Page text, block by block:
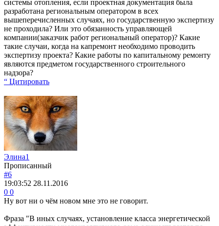
системы отопления, если проектная документация была
разработана региональным оператором в всех
вышеперечисленных случаях, но государственную экспертизу
не проходила? Или это обязанность управляющей
компании(заказчик работ региональный оператор)? Какие
такие случаи, когда на капремонт необходимо проводить
экспертизу проекта? Какие работы по капитальному ремонту
являются предметом государственного строительного
надзора?
“ Цитировать
Элина1
Прописанный
#6
19:03:52 28.11.2016
0 0
Ну вот ни о чём новом мне это не говорит.
Фраза "В иных случаях, установление класса энергетической